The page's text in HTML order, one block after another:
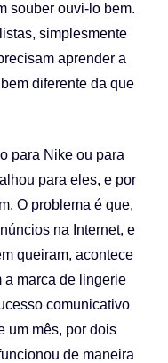
souber ouvi-lo bem.
simplesmente
aprender a
diferente da que
para Nike ou para
para eles, e por
O problema é que,
na Internet, e
queiram, acontece
a marca de lingerie
comunicativo
um mês, por dois
de maneira